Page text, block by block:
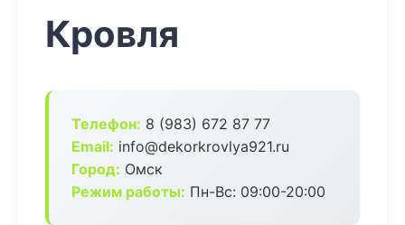
Кровля
Телефон: 8 (983) 672 87 77
Email: info@dekorkrovlya921.ru
Город: Омск
Режим работы: Пн-Вс: 09:00-20:00